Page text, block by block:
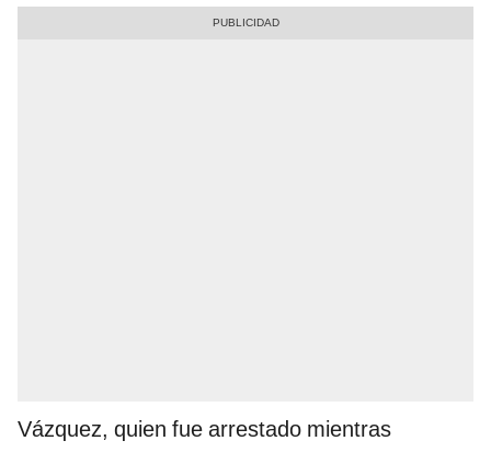
regresaba a su casa tras un trabajo de